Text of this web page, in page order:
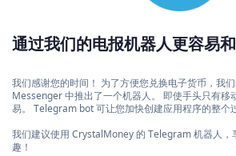
通过我们的电报机器人更容易
我们感谢您的时间！ 为了方便您兑换电子货币，我
Messenger 中推出了一个机器人。 即使手头只有移
易。 Telegram bot 可让您加快创建应用程序的整个
我们建议使用 CrystalMoney 的 Telegram 机器人，
趣！